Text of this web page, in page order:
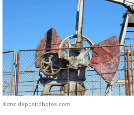
Фото: depositphotos.com